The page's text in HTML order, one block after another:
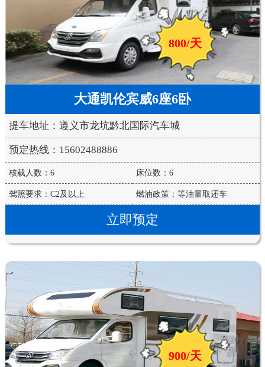
800/天
大通凯伦宾威6座6卧
提车地址：遵义市龙坑黔北国际汽车城
预定热线：15602488886
核载人数：6 床位数：6
驾照要求：C2及以上 燃油政策：等油量取还车
立即预定
900/天